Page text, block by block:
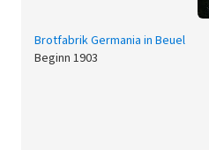
Brotfabrik Germania in Beuel
Beginn 1903